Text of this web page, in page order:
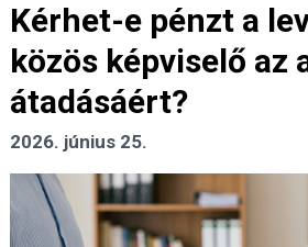
Kérhet-e pénzt a
közös képviselő az
átadásáért?
2026. június 25.